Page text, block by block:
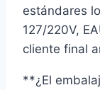
estándares
127/220V,
cliente final
**¿El